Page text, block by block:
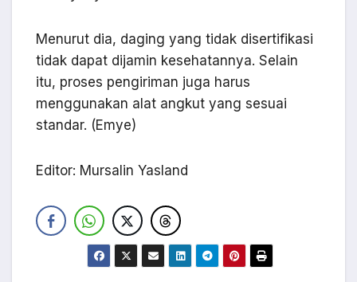
Menurut dia, daging yang tidak disertifikasi
tidak dapat dijamin kesehatannya. Selain
itu, proses pengiriman juga harus
menggunakan alat angkut yang sesuai
standar. (Emye)
Editor: Mursalin Yasland